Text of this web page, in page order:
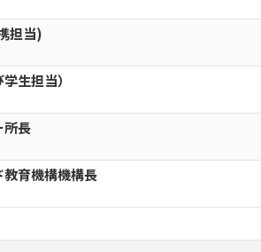
担当)
生担当）
所長
育機構機構長